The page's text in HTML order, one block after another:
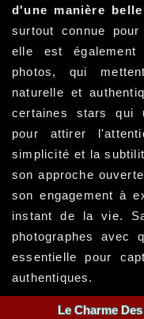
d'une manière belle
surtout connue
elle est également
photos, qui
naturelle et
certaines stars qui
pour attirer
simplicité et la
son approche
son engagement à
instant de la vie.
photographes avec
essentielle pour
authentiques.
Le Charme